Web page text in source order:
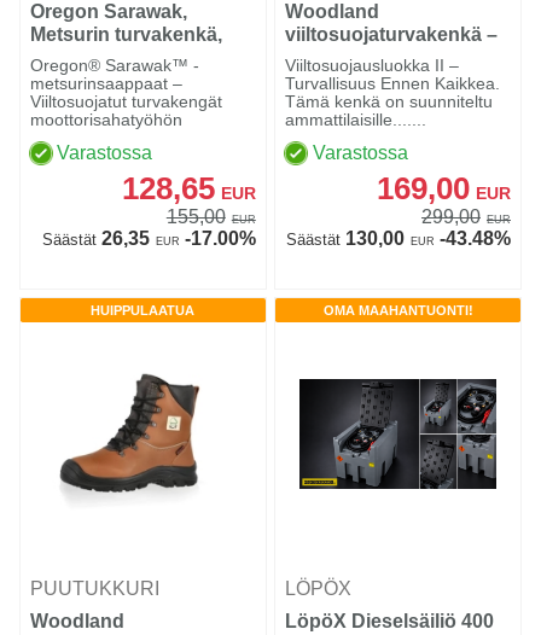
Oregon Sarawak,
Metsurin turvakenkä,
nahka Class 1
Oregon® Sarawak™ -
metsurinsaappaat –
Viiltosuojatut turvakengät
moottorisahatyöhön
Varastossa
128,65 EUR
155,00 EUR
Säästät26,35 EUR -17.00%
Woodland
viiltosuojaturvakenkä –
Luokka 2 (24 m/s), Black
Viiltosuojausluokka II –
Turvallisuus Ennen Kaikkea.
Tämä kenkä on suunniteltu
ammattilaisille.......
Varastossa
169,00 EUR
299,00 EUR
Säästät130,00 EUR -43.48%
HUIPPULAATUA
PUUTUKKURI
Woodland
OMA MAAHANTUONTI!
LÖPÖX
LöpöX Dieselsäiliö 400